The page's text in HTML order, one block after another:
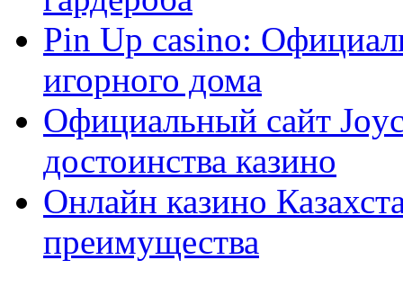
Pin Up casino:
игорного дома
Официальный сайт
достоинства казино
Онлайн казино
преимущества